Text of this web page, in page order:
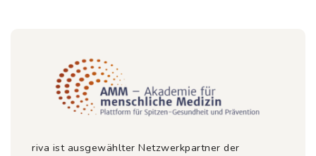
riva ist ausgewählter Netzwerkpartner der